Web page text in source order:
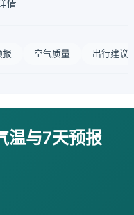
情
报 空气质量 出行建议
温与7天预报